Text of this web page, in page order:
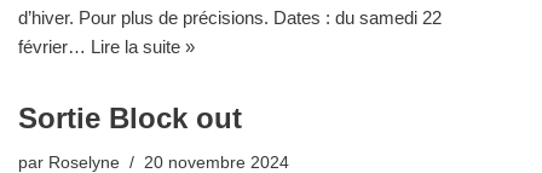
d’hiver. Pour plus de précisions. Dates : du samedi 22
février… Lire la suite »
Sortie Block out
par Roselyne 20 novembre 2024